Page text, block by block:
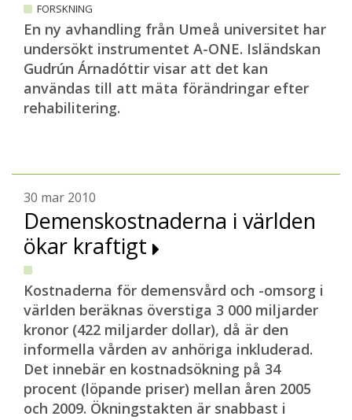
FORSKNING
En ny avhandling från Umeå universitet har
undersökt instrumentet A-ONE. Isländskan
Gudrún Árnadóttir visar att det kan
användas till att mäta förändringar efter
rehabilitering.
30 mar 2010
Demenskostnaderna i världen
ökar kraftigt
Kostnaderna för demensvård och -omsorg i
världen beräknas överstiga 3 000 miljarder
kronor (422 miljarder dollar), då är den
informella vården av anhöriga inkluderad.
Det innebär en kostnadsökning på 34
procent (löpande priser) mellan åren 2005
och 2009. Ökningstakten är snabbast i